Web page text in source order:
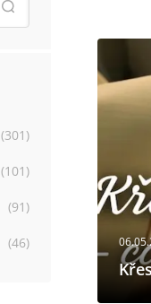
(301 )
(101 )
(91 )
(46)